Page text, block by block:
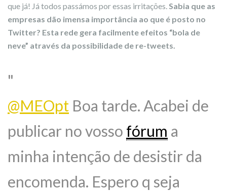
que já! Já todos passámos por essas irritações.Sabia que as
empresas dão imensa importância ao que é posto no
Twitter? Esta rede gera facilmente efeitos “bola de
neve” através da possibilidade de re-tweets.
@MEOpt Boa tarde. Acabei de
publicar no vosso fórum a
minha intenção de desistir da
encomenda. Espero q seja